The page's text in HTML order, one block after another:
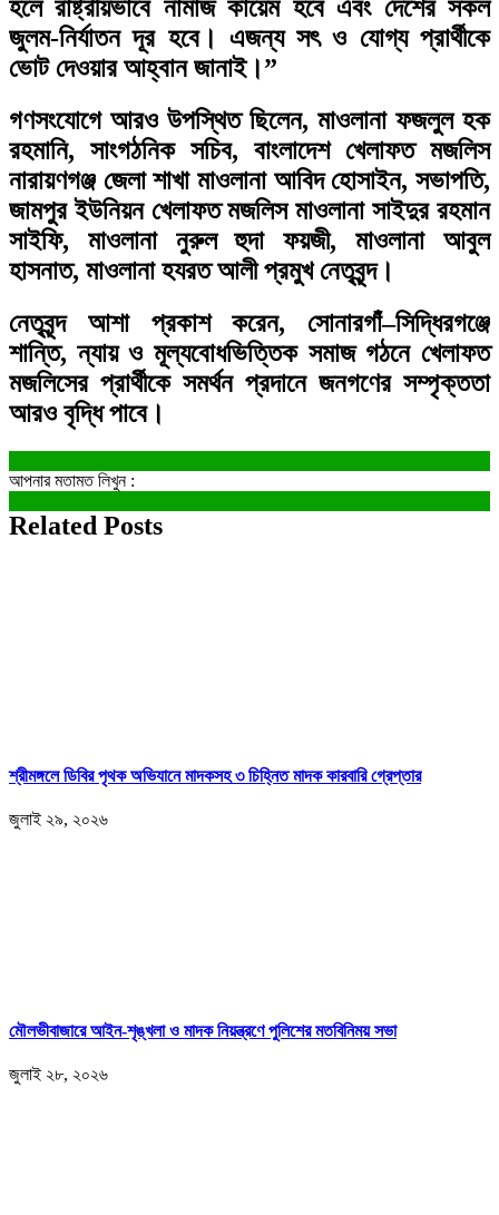
হলে রাষ্ট্রীয়ভাবে নামাজ কায়েম হবে এবং দেশের সকল
জুলম-নির্যাতন দূর হবে। এজন্য সৎ ও যোগ্য প্রার্থীকে
ভোট দেওয়ার আহ্বান জানাই।”
গণসংযোগে আরও উপস্থিত ছিলেন, মাওলানা ফজলুল হক
রহমানি, সাংগঠনিক সচিব, বাংলাদেশ খেলাফত মজলিস
নারায়ণগঞ্জ জেলা শাখা মাওলানা আবিদ হোসাইন, সভাপতি,
জামপুর ইউনিয়ন খেলাফত মজলিস মাওলানা সাইদুর রহমান
সাইফি, মাওলানা নুরুল হুদা ফয়জী, মাওলানা আবুল
হাসনাত, মাওলানা হযরত আলী প্রমুখ নেতৃবৃন্দ।
নেতৃবৃন্দ আশা প্রকাশ করেন, সোনারগাঁ–সিদ্ধিরগঞ্জে
শান্তি, ন্যায় ও মূল্যবোধভিত্তিক সমাজ গঠনে খেলাফত
মজলিসের প্রার্থীকে সমর্থন প্রদানে জনগণের সম্পৃক্ততা
আরও বৃদ্ধি পাবে।
আপনার মতামত লিখুন :
Related Posts
শ্রীমঙ্গলে ডিবির পৃথক অভিযানে মাদকসহ ৩ চিহ্নিত মাদক কারবারি গ্রেপ্তার
জুলাই ২৯, ২০২৬
মৌলভীবাজারে আইন-শৃঙ্খলা ও মাদক নিয়ন্ত্রণে পুলিশের মতবিনিময় সভা
জুলাই ২৮, ২০২৬